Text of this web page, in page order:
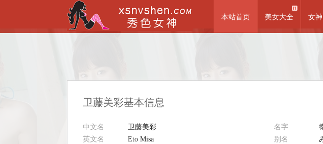
本站首页 美女大全 女
卫藤美彩基本信息
中文名 卫藤美彩 名字
英文名
Eto Misa 别名